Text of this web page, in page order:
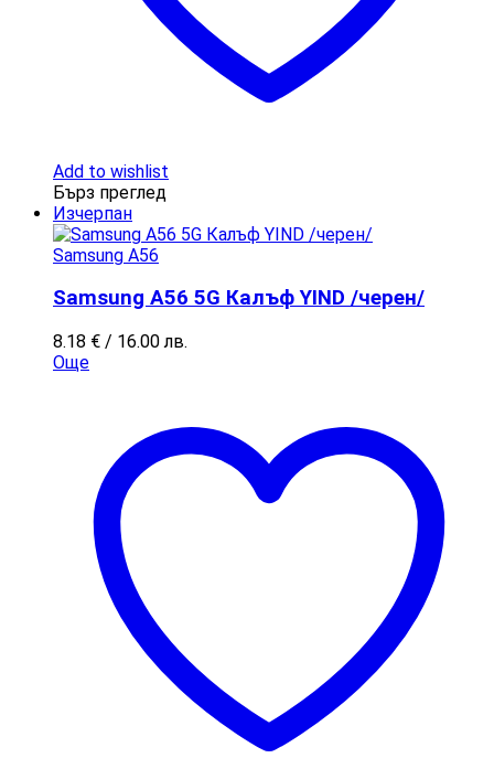
Add to wishlist
Бърз преглед
Изчерпан
Samsung A56
Samsung A56 5G Калъф YIND /черен/
8.18 € / 16.00 лв.
Още